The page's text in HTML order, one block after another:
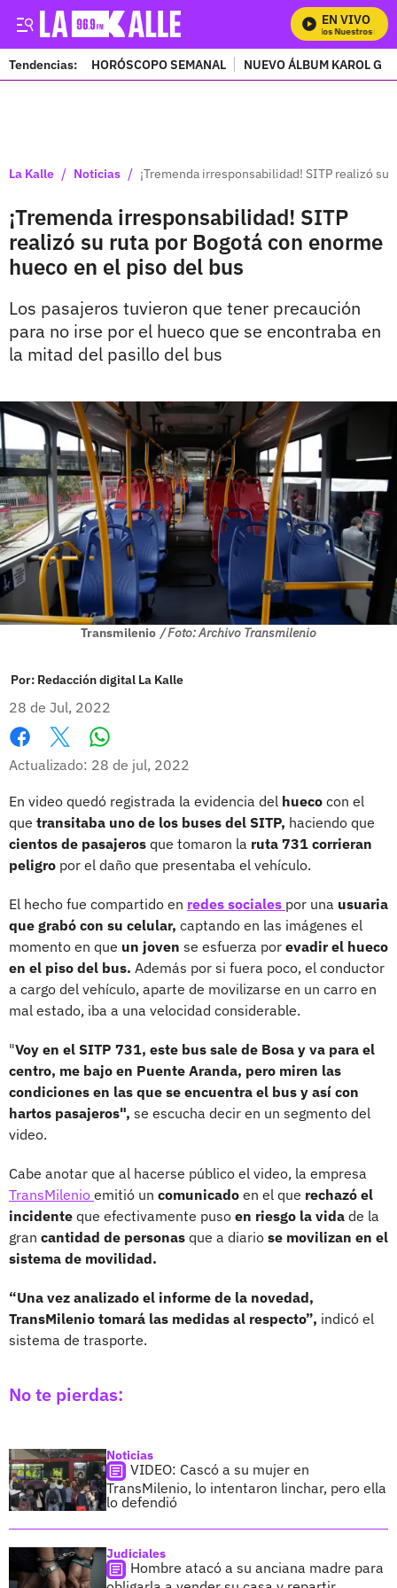
EN VIVO
Mira Todos Nuestros
Tendencias: HORÓSCOPO SEMANAL NUEVO ÁLBUM KAROL G
La Kalle / Noticias / ¡Tremenda irresponsabilidad! SITP realizó
¡Tremenda irresponsabilidad! SITP
realizó su ruta por Bogotá con enorme
hueco en el piso del bus
Los pasajeros tuvieron que tener precaución
para no irse por el hueco que se encontraba en
la mitad del pasillo del bus
Transmilenio / Foto: Archivo Transmilenio
Por: Redacción digital La Kalle
28 de Jul, 2022
Facebook
X
Actualizado: 28 de jul, 2022
En video quedó registrada la evidencia del hueco con el
que transitaba uno de los buses del SITP, haciendo que
cientos de pasajeros que tomaron la ruta 731 corrieran
peligro por el daño que presentaba el vehículo.
El hecho fue compartido en redes sociales por una usuaria
que grabó con su celular, captando en las imágenes el
momento en que un joven se esfuerza por evadir el hueco
en el piso del bus. Además por si fuera poco, el conductor
a cargo del vehículo, aparte de movilizarse en un carro en
mal estado, iba a una velocidad considerable.
"Voy en el SITP 731, este bus sale de Bosa y va para el
centro, me bajo en Puente Aranda, pero miren las
condiciones en las que se encuentra el bus y así con
hartos pasajeros", se escucha decir en un segmento del
video.
Cabe anotar que al hacerse público el video, la empresa
TransMilenio emitió un comunicado en el que rechazó el
incidente que efectivamente puso en riesgo la vida de la
gran cantidad de personas que a diario se movilizan en el
sistema de movilidad.
“Una vez analizado el informe de la novedad,
TransMilenio tomará las medidas al respecto”, indicó el
sistema de trasporte.
No te pierdas:
Noticias
VIDEO: Cascó a su mujer en
TransMilenio, lo intentaron linchar, pero ella
lo defendió
Judiciales
Hombre atacó a su anciana madre para